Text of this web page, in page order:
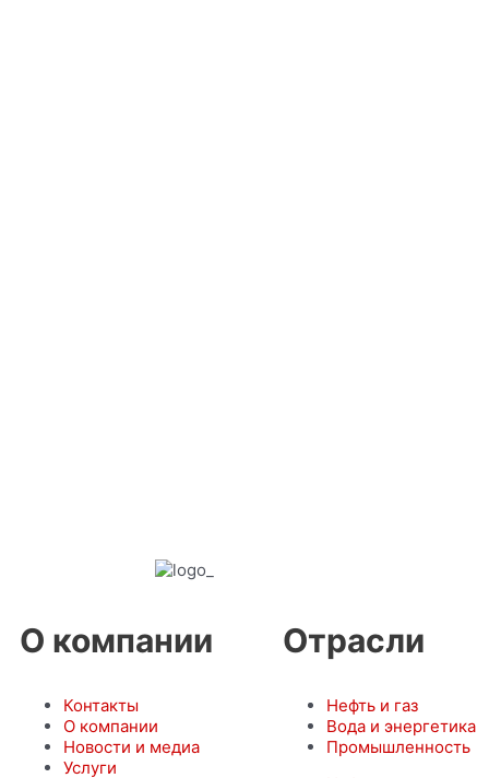
О компании
Контакты
О компании
Новости и медиа
Услуги
Отрасли
Нефть и газ
Вода и энергетика
Промышленность